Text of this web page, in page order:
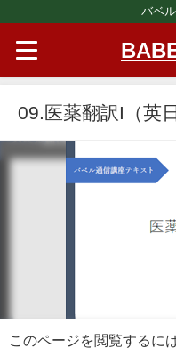
バベ
09.医薬翻訳I（英日
このページを閲覧するに